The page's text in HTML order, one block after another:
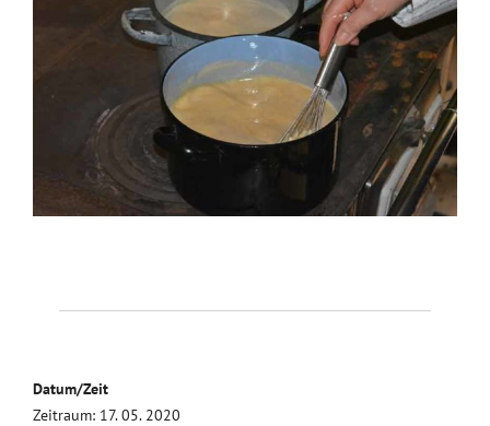
Datum/Zeit
Zeitraum: 17. 05. 2020